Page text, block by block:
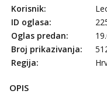
Korisnik:
ID oglasa:
Oglas predan:
Broj prikazivanja:
Regija:
OPIS